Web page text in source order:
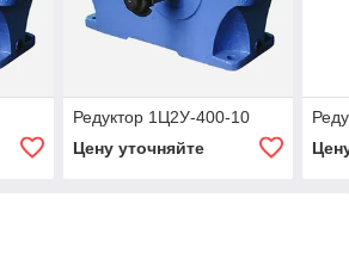
Редуктор 1Ц2У-400-10
Цену уточняйте